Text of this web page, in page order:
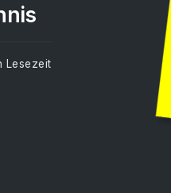
Lesezeit